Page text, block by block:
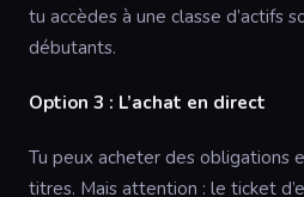
tu accèdes à une classe d’actifs
débutants.
Option 3 : L’achat en direct
Tu peux acheter des obligations
titres. Mais attention : le ticket